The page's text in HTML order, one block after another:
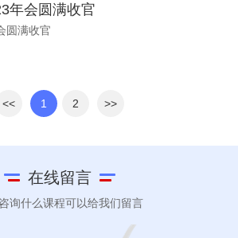
年会圆满收官
圆满收官
<< 1 2 >>
在线留言
询什么课程可以给我们留言